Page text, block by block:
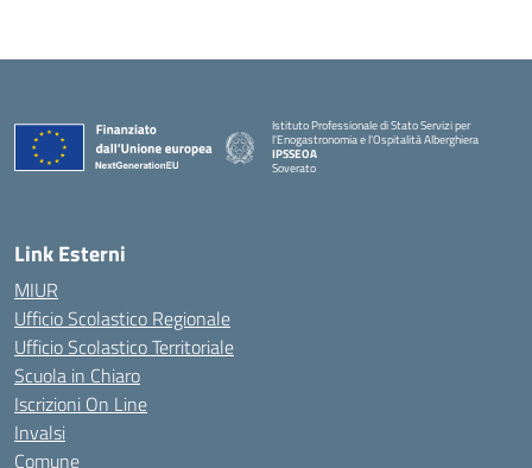
Istituto Professionale di Stato Servizi per
l'Enogastronomia e l'Ospitalità Alberghiera
IPSSEOA
Soverato
Link Esterni
MIUR
Ufficio Scolastico Regionale
Ufficio Scolastico Territoriale
Scuola in Chiaro
Iscrizioni On Line
Invalsi
Comune